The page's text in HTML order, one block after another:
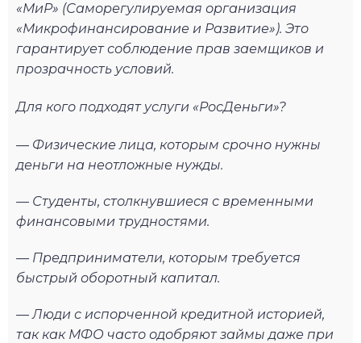
«МиР» (Саморегулируемая организация
«Микрофинансирование и Развитие»). Это
гарантирует соблюдение прав заемщиков и
прозрачность условий.
Для кого подходят услуги «РосДеньги»?
— Физические лица, которым срочно нужны
деньги на неотложные нужды.
— Студенты, столкнувшиеся с временными
финансовыми трудностями.
— Предприниматели, которым требуется
быстрый оборотный капитал.
— Люди с испорченной кредитной историей,
так как МФО часто одобряют займы даже при